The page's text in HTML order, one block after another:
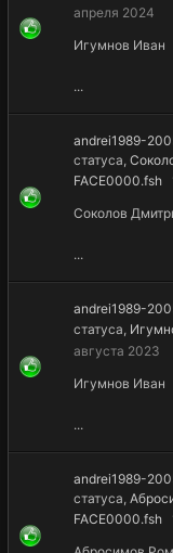
апреля 2024
Игумнов Иван
...
andrei1989-
статуса,
FACE0000.fsh
Соколов
...
andrei1989-
статуса,
августа 2023
Игумнов Иван
...
andrei1989-
статуса,
FACE0000.fsh